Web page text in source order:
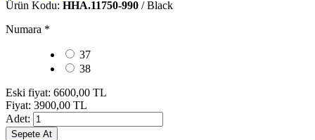
Ürün Kodu: HHA.11750-990 / Black
Numara *
37
38
Eski fiyat: 6600,00 TL
Fiyat: 3900,00 TL
Adet: